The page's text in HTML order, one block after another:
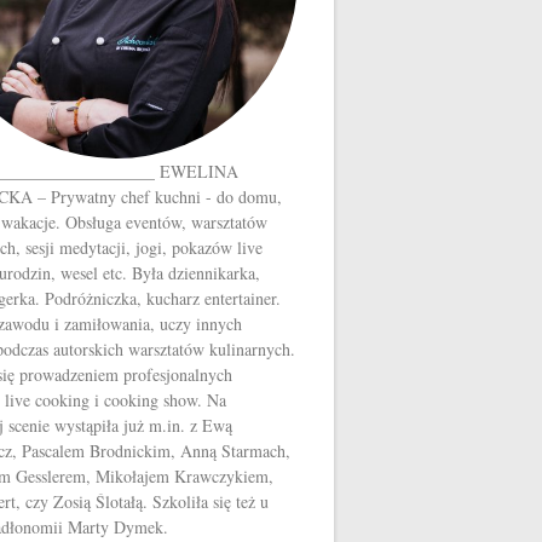
EWELINA
– Prywatny chef kuchni - do domu,
Obsługa eventów, warsztatów
sesji medytacji, jogi, pokazów live
wesel etc. Była dziennikarka,
Podróżniczka, kucharz entertainer.
i zamiłowania, uczy innych
autorskich warsztatów kulinarnych.
prowadzeniem profesjonalnych
live cooking i cooking show. Na
scenie wystąpiła już m.in. z Ewą
Pascalem Brodnickim, Anną Starmach,
Gesslerem, Mikołajem Krawczykiem,
czy Zosią Ślotałą. Szkoliła się też u
Marty Dymek.